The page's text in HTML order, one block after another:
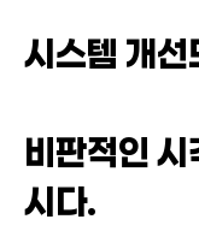
시스템 개
비판적인
시다.